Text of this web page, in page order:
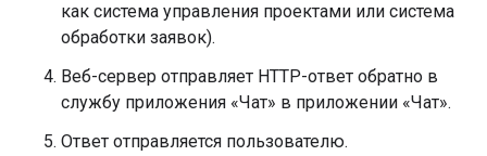
как система управления проектами или система
обработки заявок).
Веб-сервер отправляет HTTP-ответ обратно в
службу приложения «Чат» в приложении «Чат».
Ответ отправляется пользователю.